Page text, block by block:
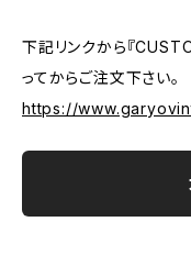
下記リンクから『
ってからご注文下さい。
https://